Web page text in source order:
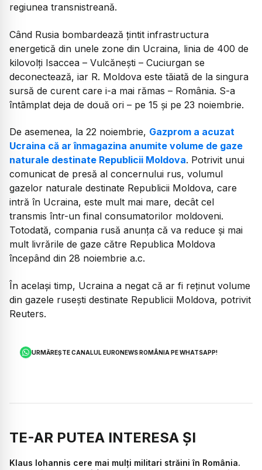
regiunea transnistreană.
Când Rusia bombardează țintit infrastructura
energetică din unele zone din Ucraina, linia de 400 de
kilovolți Isaccea – Vulcănești – Cuciurgan se
deconectează, iar R. Moldova este tăiată de la singura
sursă de curent care i-a mai rămas – România. S-a
întâmplat deja de două ori – pe 15 și pe 23 noiembrie.
De asemenea, la 22 noiembrie, Gazprom a acuzat
Ucraina că ar înmagazina anumite volume de gaze
naturale destinate Republicii Moldova. Potrivit unui
comunicat de presă al concernului rus, volumul
gazelor naturale destinate Republicii Moldova, care
intră în Ucraina, este mult mai mare, decât cel
transmis într-un final consumatorilor moldoveni.
Totodată, compania rusă anunţa că va reduce şi mai
mult livrările de gaze către Republica Moldova
începând din 28 noiembrie a.c.
În acelaşi timp, Ucraina a negat că ar fi reţinut volume
din gazele ruseşti destinate Republicii Moldova, potrivit
Reuters.
URMĂREȘTE CANALUL EURONEWS ROMÂNIA PE WHATSAPP!
TE-AR PUTEA INTERESA ȘI
Klaus Iohannis cere mai mulți militari străini în România.